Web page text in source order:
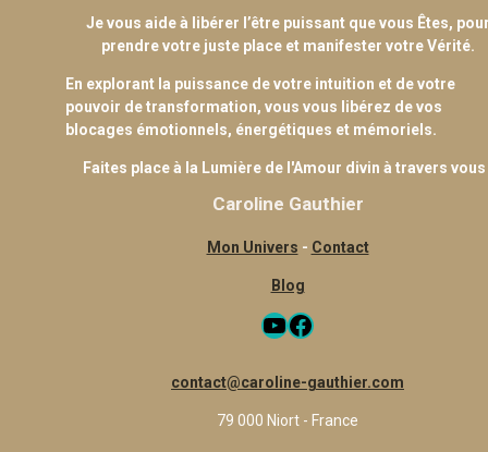
Je vous aide à libérer l’être puissant que vous Êtes,
prendre votre juste place et manifester votre Vérité.
En explorant la puissance de votre intuition et de votre
pouvoir de transformation, vous vous libérez de vos
blocages émotionnels, énergétiques et mémoriels.
Faites place à la Lumière de l'Amour divin à travers vous
Caroline Gauthier
Mon Univers - Contact
Blog
YouTube
Facebook
contact@caroline-gauthier.com
79 000 Niort - France